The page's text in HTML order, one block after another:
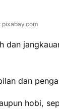
pixabay.com
dan
hobi,